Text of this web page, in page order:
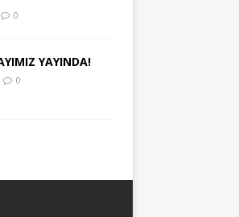
0
YAYINDA!
0